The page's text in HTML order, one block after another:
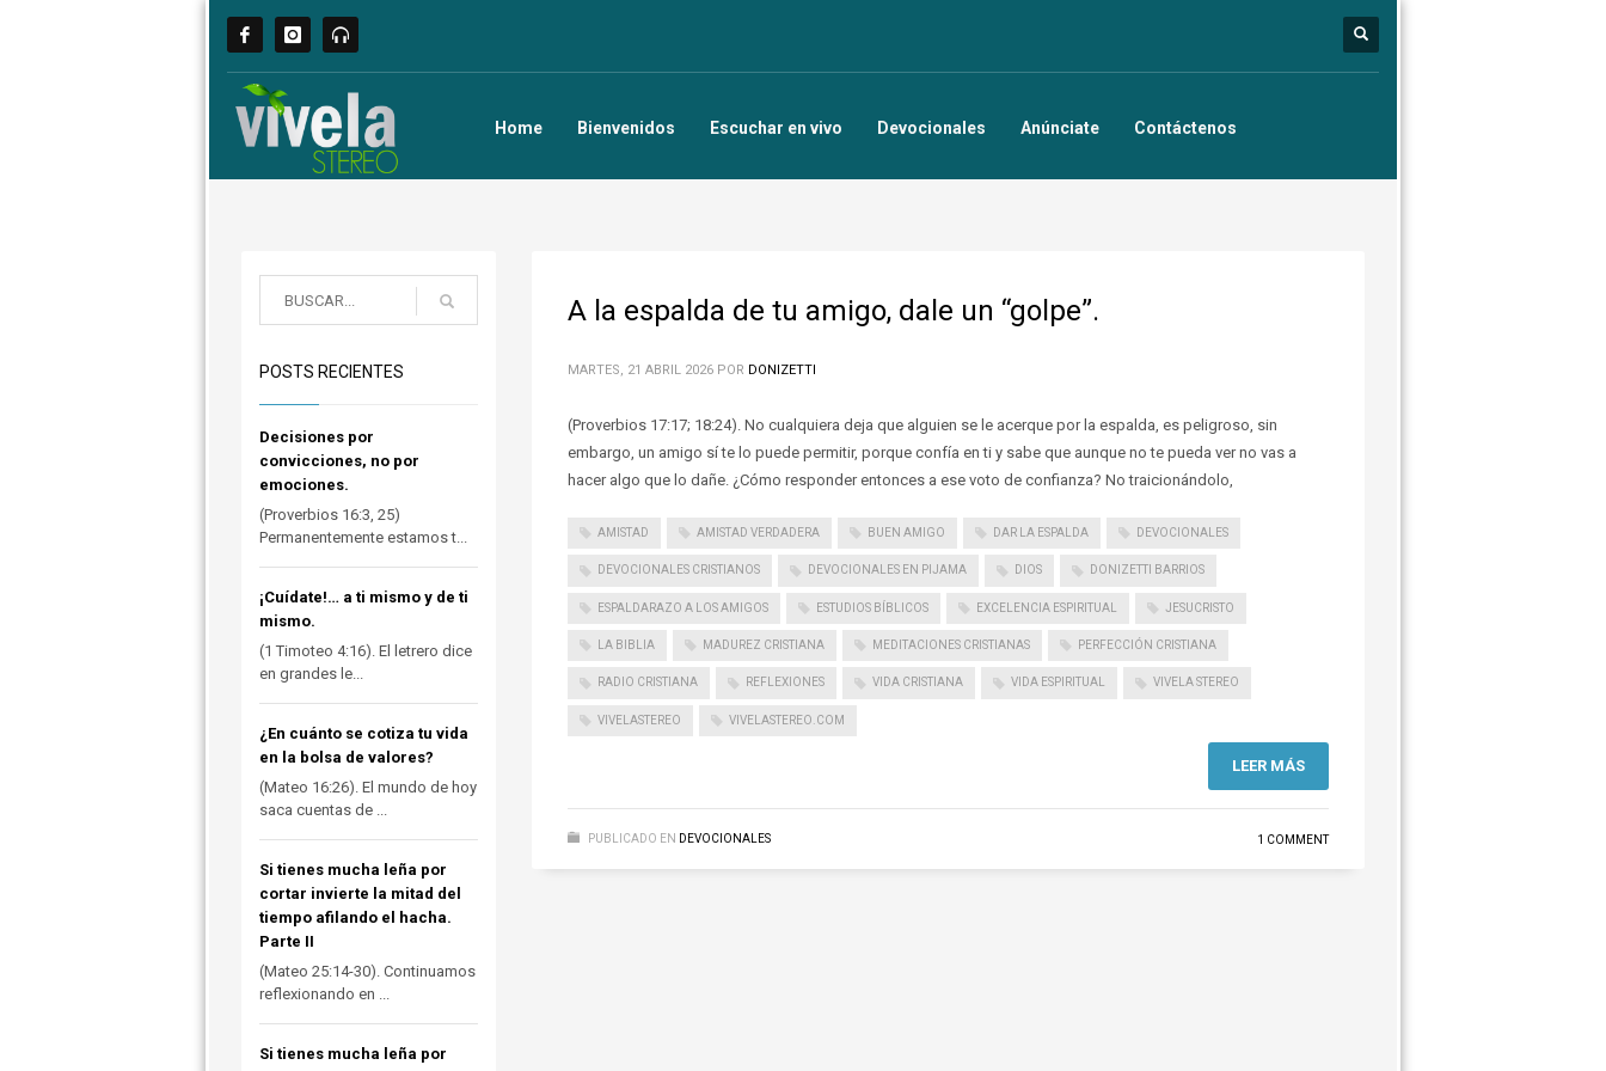
Home Bienvenidos Escuchar en vivo Devocionales Anúnciate Contáctenos
A la espalda de tu amigo, dale un “golpe”.
MARTES, 21 ABRIL 2026 POR DONIZETTI
(Proverbios 17:17; 18:24). No cualquiera deja que alguien se le acerque por la espalda, es peligroso, sin
embargo, un amigo sí te lo puede permitir, porque confía en ti y sabe que aunque no te pueda ver no vas a
hacer algo que lo dañe. ¿Cómo responder entonces a ese voto de confianza? No traicionándolo,
AMISTAD AMISTAD VERDADERA BUEN AMIGO DAR LA ESPALDA DEVOCIONALES
DEVOCIONALES CRISTIANOS DEVOCIONALES EN PIJAMA DIOS DONIZETTI BARRIOS
ESPALDARAZO A LOS AMIGOS ESTUDIOS BÍBLICOS EXCELENCIA ESPIRITUAL JESUCRISTO
LA BIBLIA MADUREZ CRISTIANA MEDITACIONES CRISTIANAS PERFECCIÓN CRISTIANA
RADIO CRISTIANA REFLEXIONES VIDA CRISTIANA VIDA ESPIRITUAL VIVELA STEREO
VIVELASTEREO VIVELASTEREO.COM
LEER MÁS
PUBLICADO EN DEVOCIONALES 1 COMMENT
POSTS RECIENTES
Decisiones por
convicciones, no por
emociones.
(Proverbios 16:3, 25)
Permanentemente estamos t...
¡Cuídate!… a ti mismo y de ti
mismo.
(1 Timoteo 4:16). El letrero dice
en grandes le...
¿En cuánto se cotiza tu vida
en la bolsa de valores?
(Mateo 16:26). El mundo de hoy
saca cuentas de ...
Si tienes mucha leña por
cortar invierte la mitad del
tiempo afilando el hacha.
Parte II
(Mateo 25:14-30). Continuamos
reflexionando en ...
Si tienes mucha leña por